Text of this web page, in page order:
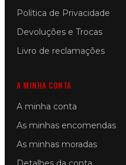
Política de Privacidade
Devoluções e Trocas
Livro de reclamações
A MINHA CONTA
A minha conta
As minhas encomendas
As minhas moradas